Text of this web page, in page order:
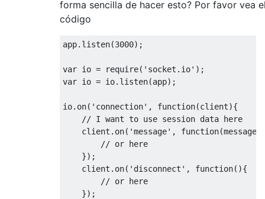
forma sencilla de hacer esto? Por favor vea
código
app. listen(3000);
var io = require( 'socket.io' );
var io = io. listen(app);
io. on( 'connection' , function(client){
// I want to use session data here
    client
. on( 'message' , function(message
// or here
});
    client
. on( 'disconnect' , function(){
// or here
});